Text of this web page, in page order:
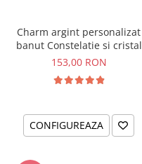
Charm argint personalizat
banut Constelatie si cristal
153,00 RON
CONFIGUREAZA